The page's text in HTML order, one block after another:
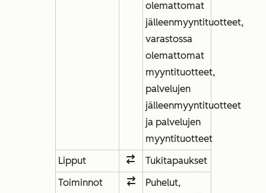
olemattomat
jälleenmyyntituotteet,
varastossa
olemattomat
myyntituotteet,
palvelujen
jälleenmyyntituotteet
ja palvelujen
myyntituotteet
Lipput
Tukitapaukset
Toiminnot
Puhelut,